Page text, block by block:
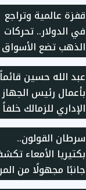
قفزة عالمية وتراجع
في الدولار.. تحركات
الذهب تضع الأسواق
المصرية تحت المجهر
عبد الله حسين قائماً
بأعمال رئيس الجهاز
الإداري للزمالك خلفاً
"تيتو"
سرطان القولون..
بكتيريا الأمعاء
جانبًا مجهولًا من